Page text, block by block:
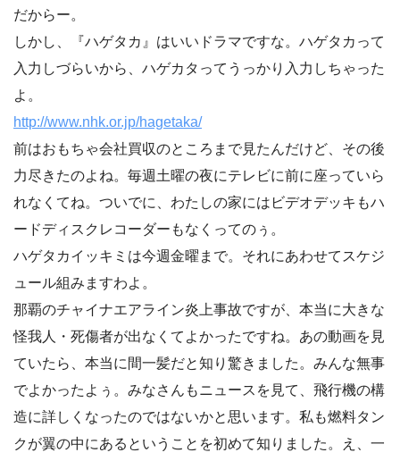
だからー。
しかし、『ハゲタカ』はいいドラマですな。ハゲタカって
入力しづらいから、ハゲカタってうっかり入力しちゃった
よ。
http://www.nhk.or.jp/hagetaka/
前はおもちゃ会社買収のところまで見たんだけど、その後
力尽きたのよね。毎週土曜の夜にテレビに前に座っていら
れなくてね。ついでに、わたしの家にはビデオデッキもハ
ードディスクレコーダーもなくってのぅ。
ハゲタカイッキミは今週金曜まで。それにあわせてスケジ
ュール組みますわよ。
那覇のチャイナエアライン炎上事故ですが、本当に大きな
怪我人・死傷者が出なくてよかったですね。あの動画を見
ていたら、本当に間一髪だと知り驚きました。みんな無事
でよかったよぅ。みなさんもニュースを見て、飛行機の構
造に詳しくなったのではないかと思います。私も燃料タン
クが翼の中にあるということを初めて知りました。え、一